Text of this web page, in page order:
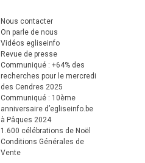
Nous contacter
On parle de nous
Vidéos egliseinfo
Revue de presse
Communiqué : +64% des
recherches pour le mercredi
des Cendres 2025
Communiqué : 10ème
anniversaire d’egliseinfo.be
à Pâques 2024
1.600 célébrations de Noël
Conditions Générales de
Vente